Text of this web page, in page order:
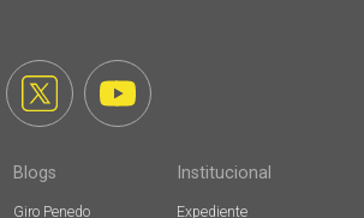
Blogs
Giro Penedo
Institucional
Expediente